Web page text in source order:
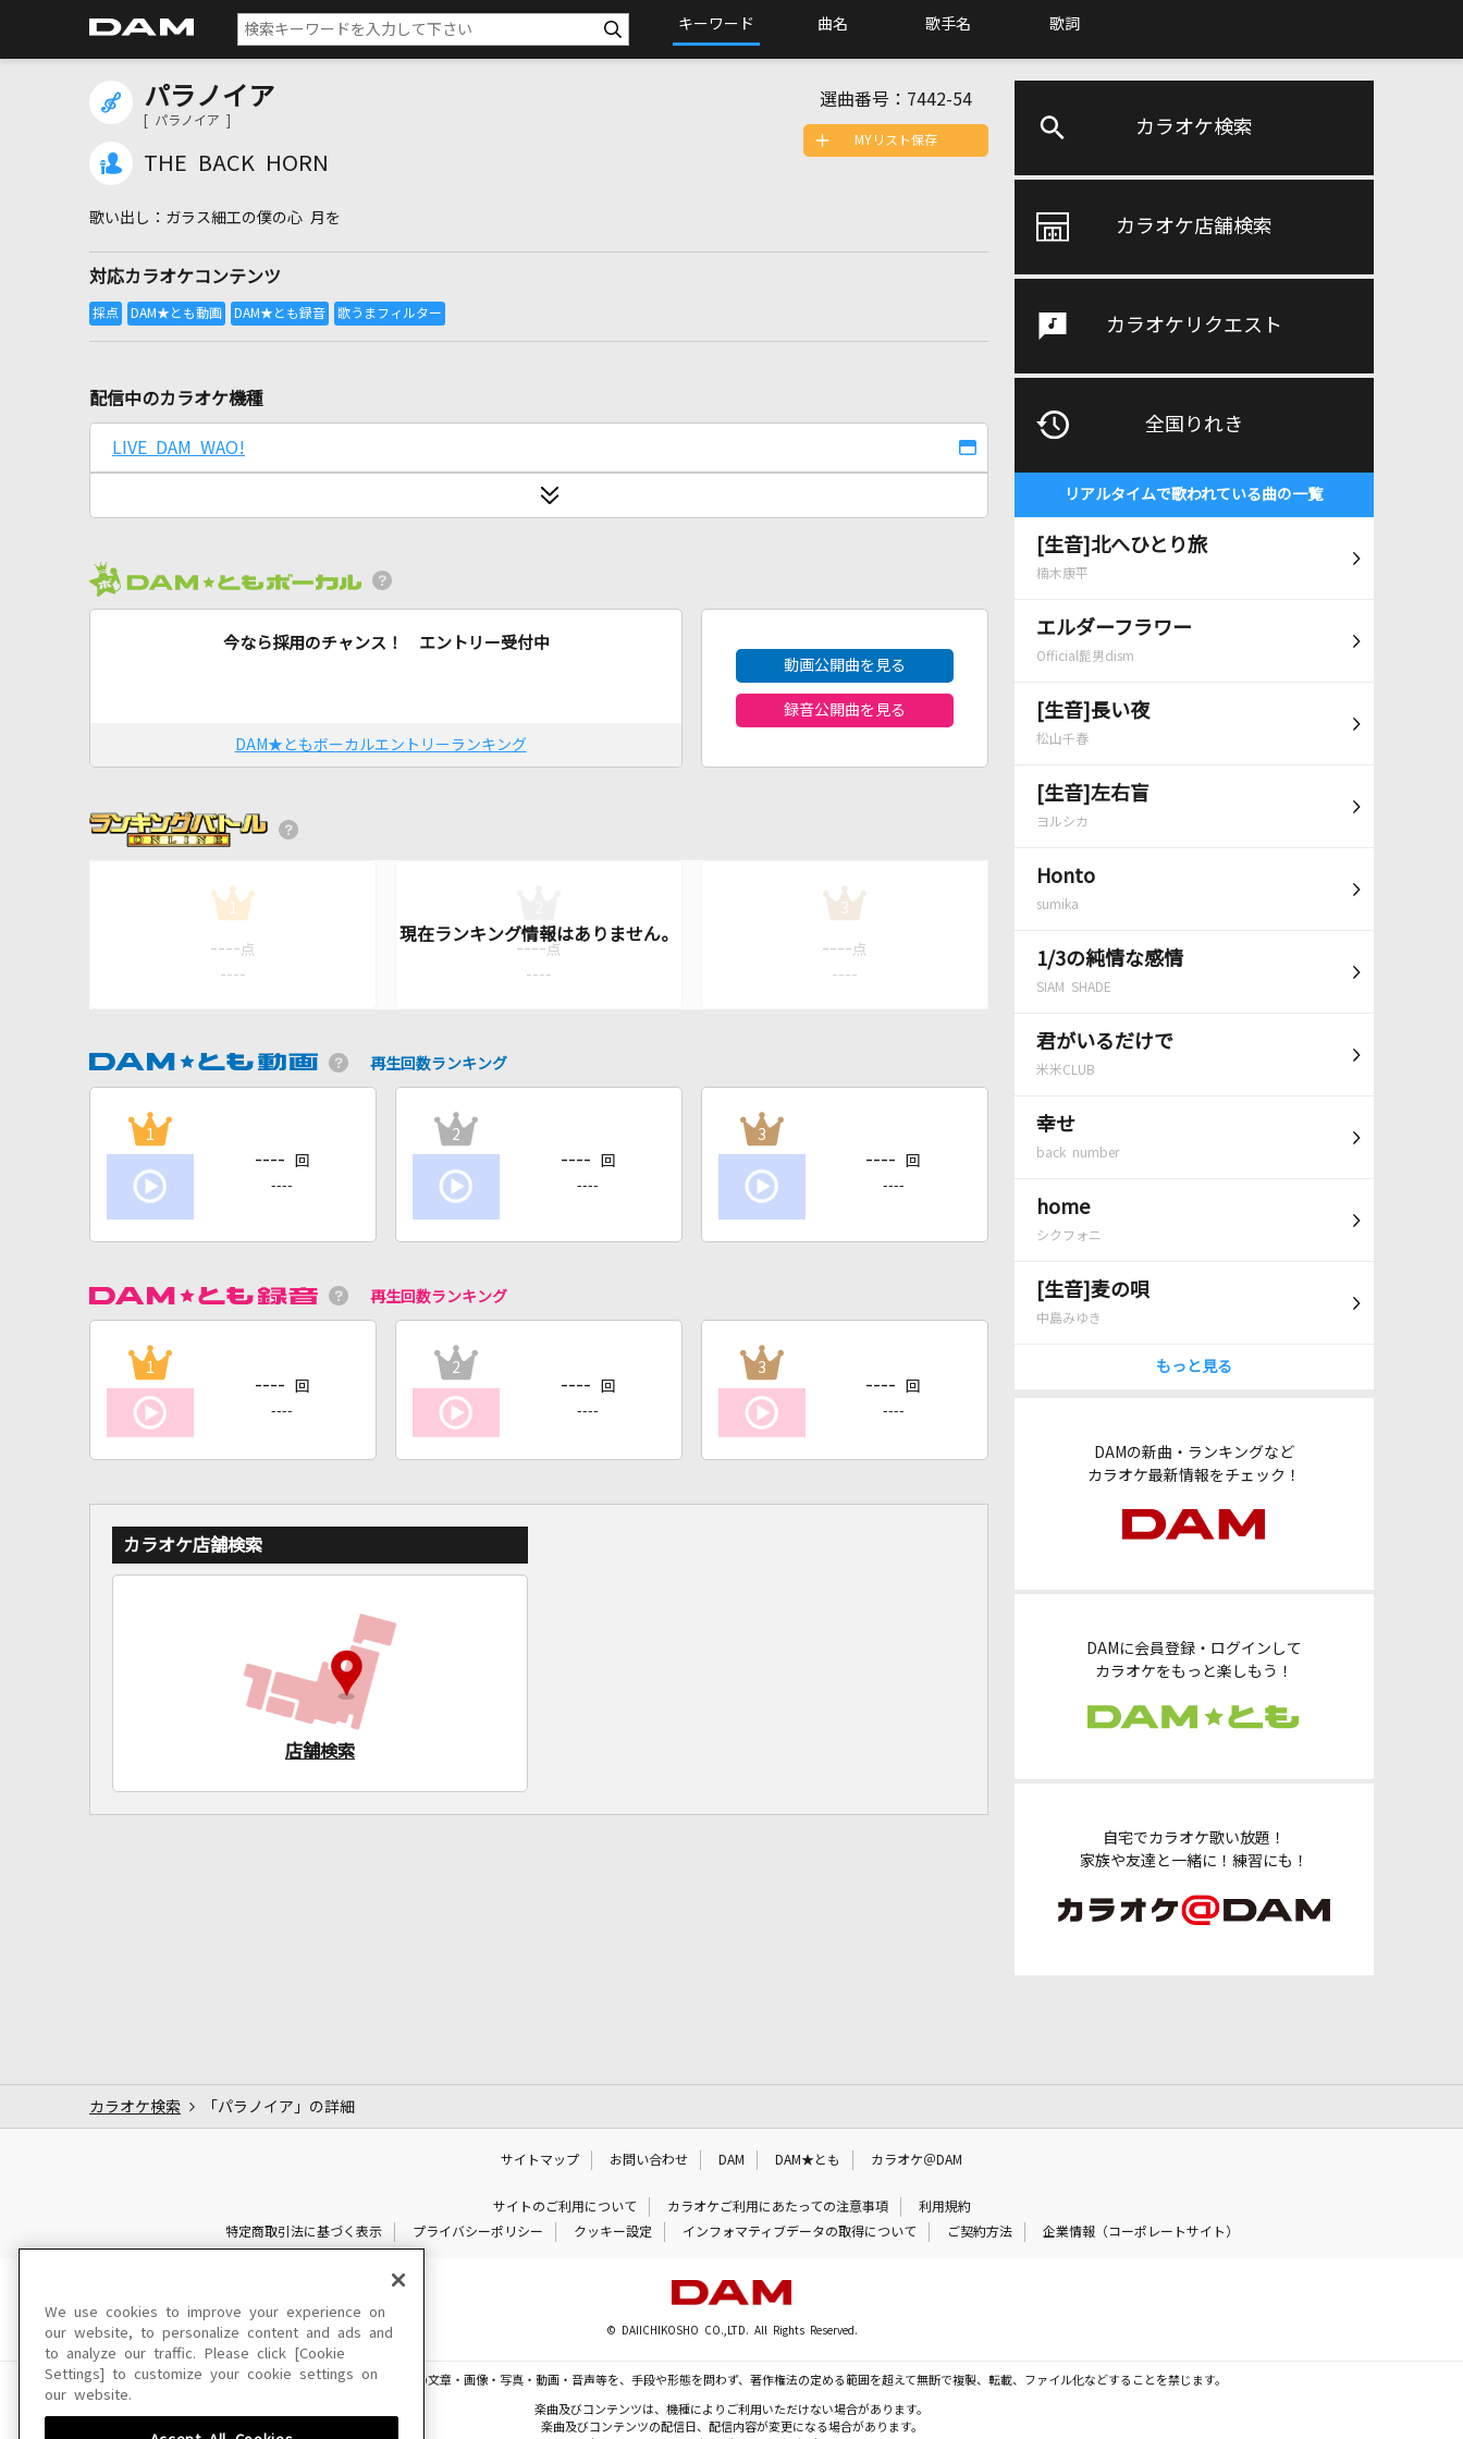
キーワード 曲名 歌手名 歌詞
カラオケ検索
カラオケ店舗検索
カラオケリクエスト
全国りれき
リアルタイムで歌われている曲の一覧
[生音]北へひとり旅
楠木康平
エルダーフラワー
Official髭男dism
[生音]長い夜
松山千春
[生音]左右盲
ヨルシカ
Honto
sumika
1/3の純情な感情
SIAM SHADE
君がいるだけで
米米CLUB
幸せ
back number
home
シクフォニ
[生音]麦の唄
中島みゆき
もっと見る
DAMの新曲・ランキングなど
カラオケ最新情報をチェック！
DAMに会員登録・ログインして
カラオケをもっと楽しもう！
自宅でカラオケ歌い放題！
家族や友達と一緒に！練習にも！
パラノイア
[ パラノイア ]
THE BACK HORN
選曲番号： 7442-54
ガラス細工の僕の心 月を
対応カラオケコンテンツ
MYリスト保存
配信中のカラオケ機種
LIVE DAM WAO!
今なら採用のチャンス！ エントリー受付中
DAM★ともボーカルエントリーランキング
動画公開曲を見る
録音公開曲を見る
1
---- 点
----
---- 点
----
3
---- 点
----
再生回数ランキング
1
---- 回
----
2
---- 回
----
3
---- 回
----
再生回数ランキング
1
---- 回
----
2
---- 回
----
3
---- 回
----
カラオケ店舗検索
店舗検索
カラオケ検索 「パラノイア」の詳細
サイトマップ お問い合わせ DAM DAM★とも カラオケ＠DAM
サイトのご利用について カラオケご利用にあたっての注意事項
利用規約
特定商取引法に基づく表示
プライバシーポリシー クッキー設定 インフォマティブデータの取得について ご契約方法 企業情報（コーポレートサイト）
© DAIICHIKOSHO CO.,LTD. All Rights Reserved.
このサイトに掲載されている一切の文章・画像・写真・動画・音声等を、手段や形態を問わず、著作権法の定める範囲を超えて無断で複製、転載、ファイル化などすることを禁じます。
楽曲及びコンテンツは、機種によりご利用いただけない場合があります。
楽曲及びコンテンツの配信日、配信内容が変更になる場合があります。
We use cookies to improve your experience on
our website, to personalize content and ads and
to analyze our traffic. Please click [Cookie
Settings] to customize your cookie settings on
our website.